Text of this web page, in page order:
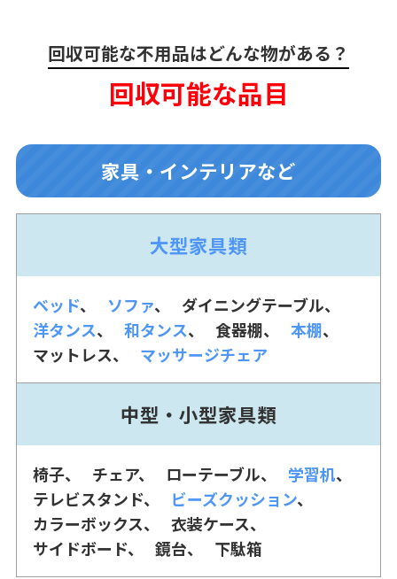
回収可能な不用品はどんな物がある？
回収可能な品目
家具・インテリアなど
大型家具類
ベッド ソファ
ダイニングテーブル
洋タンス
和タンス 食器棚
本棚
マットレス
マッサージチェア
中型・小型家具類
椅子 チェア ローテーブル
学習机
テレビスタンド
ビーズクッション
カラーボックス
衣装ケース
サイドボード
鏡台 下駄箱